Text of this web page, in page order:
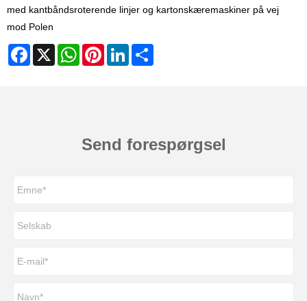
med kantbåndsroterende linjer og kartonskæremaskiner på vej
mod Polen
Facebook
X WhatsAppPinterestLinkedIn
Send forespørgsel